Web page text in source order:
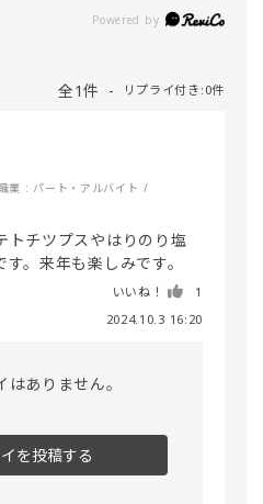
Powered by
全1件 リプライ付き:0件
業 : パート・アルバイト
トチツプスやはりのり塩
。来年も楽しみです。
いいね！
1
2024.10.3 16:20
はありません。
を投稿する